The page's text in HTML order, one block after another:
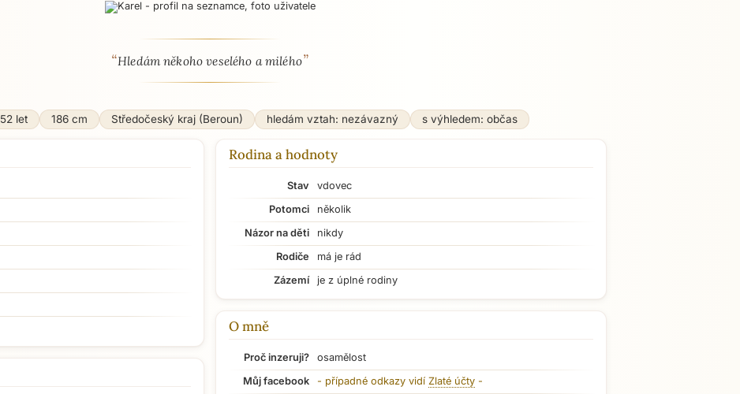
O mně - seznamka profil
“Hledám někoho veselého a milého”
52 let 186 cm Středočeský kraj (Beroun) hledám vztah: nezávazný s výhledem: občas
Rodina a hodnoty
Stav
vdovec
Potomci
několik
Názor na děti
nikdy
Rodiče
má je rád
Zázemí
je z úplné rodiny
O mně
Proč inzeruji?
osamělost
Můj facebook
- případné odkazy vidí Zlaté účty -